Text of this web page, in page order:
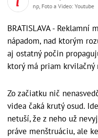
np, Foto a Video: Youtube
BRATISLAVA - Reklamní
nápadom, nad ktorým
aj ostatný počin
ktorý má priam krvilačný
Zo začiatku nič
videa čaká krutý osud.
netuší, že z neho už
práve menštruáciu, ale